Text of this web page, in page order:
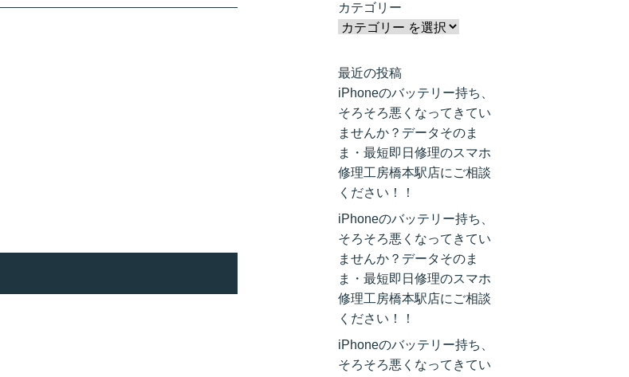
カテゴリー
最近の投稿
iPhoneのバッテリー持ち、
そろそろ悪くなってきてい
ませんか？データそのま
ま・最短即日修理のスマホ
修理工房橋本駅店にご相談
ください！！
iPhoneのバッテリー持ち、
そろそろ悪くなってきてい
ませんか？データそのま
ま・最短即日修理のスマホ
修理工房橋本駅店にご相談
ください！！
iPhoneのバッテリー持ち、
そろそろ悪くなってきてい